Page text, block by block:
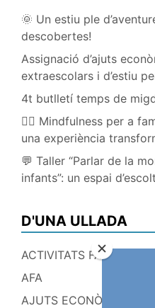
🌞 Un estiu ple
descobertes!
Assignació d’ajuts
extraescolars i d’estiu
4t butlletí temps de
🧘‍♀️ Mindfulness per a
una experiència
💬 Taller “Parlar de la
infants”: un espai
D'UNA ULLADA
ACTIVITATS FAMILIARS
AFA
AJUTS ECONÒMICS